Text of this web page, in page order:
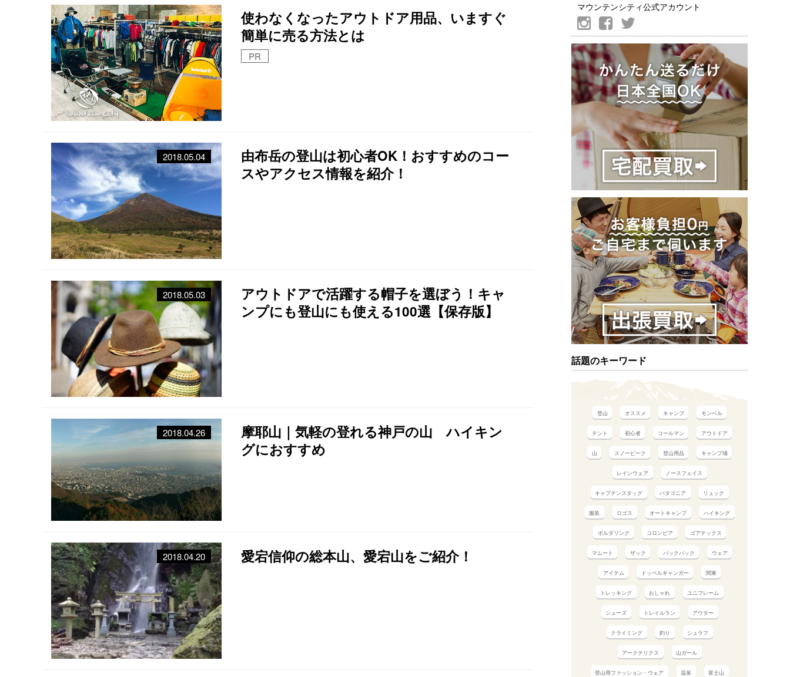
使わなくなったアウトドア用品、いますぐ
簡単に売る方法とは
PR
由布岳の登山は初心者OK！おすすめのコー
スやアクセス情報を紹介！
2018.05.04
アウトドアで活躍する帽子を選ぼう！キャ
ンプにも登山にも使える100選【保存版】
2018.05.03
摩耶山｜気軽の登れる神戸の山 ハイキン
グにおすすめ
2018.04.26
愛宕信仰の総本山、愛宕山をご紹介！
2018.04.20
マウンテンシティ公式アカウント
話題のキーワード
登山 オススメ キャンプ モンベル
テント 初心者 コールマン アウトドア
山 スノーピーク 登山用品 キャンプ場
レインウェア ノースフェイス
キャプテンスタッグ パタゴニア リュック
服装 ロゴス オートキャンプ ハイキング
ボルダリング コロンビア ゴアテックス
マムート ザック バックパック ウェア
アイテム ドッペルギャンガー 関東
トレッキング おしゃれ ユニフレーム
シューズ トレイルラン アウター
クライミング 釣り シュラフ
アークテリクス 山ガール
登山用ファッション・ウェア 温泉 富士山